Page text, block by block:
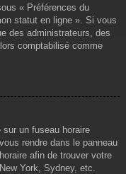
« Préférences du
statut en ligne ». Si vous
des administrateurs, des
comptabilisé comme
sur un fuseau horaire
rendre dans le panneau
afin de trouver votre
York, Sydney, etc.